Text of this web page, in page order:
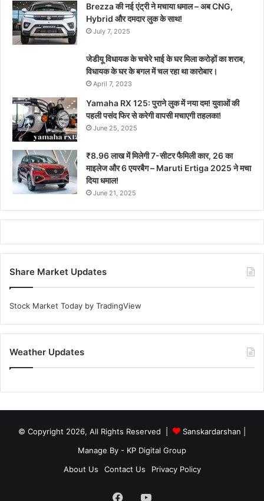
Brezza की नई एंट्री ने मचाया धमाल – अब CNG,
Hybrid और दमदार लुक के साथ!
July 7, 2025
जेडीयू विधायक के चचेरे भाई के घर मिला करोड़ों का शराब,
विधायक के घर के बगल में चल रहा था कारोबार।
April 7, 2023
Yamaha RX 125: पुराने लुक में नया दम! युवाओं की
पहली पसंद फिर से करेगी वापसी मचाएगी तहलका!
June 25, 2025
₹8.96 लाख में मिलेगी 7-सीटर फैमिली कार, 26 का
माइलेज और 6 एयरबैग – Maruti Ertiga 2025 ने मचा
दिया धमाल!
June 21, 2025
Share Market Updates
Stock Market Today by TradingView
Weather Updates
© Copyright 2026, All Rights Reserved | Sanskardarshan
Manage By - KP Digital Group
About Us
Contact Us Privacy Policy
FacebookYouTube